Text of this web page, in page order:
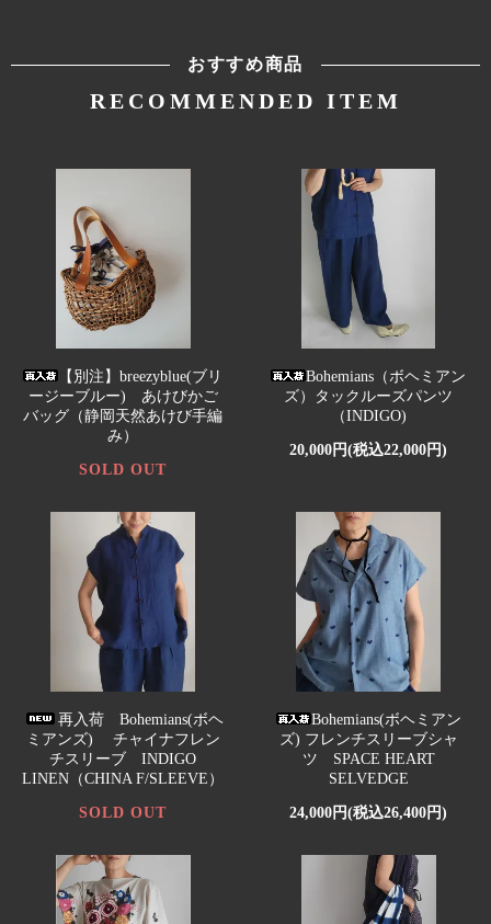
おすすめ商品
RECOMMENDED ITEM
【別注】breezyblue(ブリ
ージーブルー) あけびかご
バッグ（静岡天然あけび手編
み）
SOLD OUT
Bohemians（ボヘミアン
ズ）タックルーズパンツ
（INDIGO)
20,000円(税込22,000円)
再入荷 Bohemians(ボヘ
ミアンズ) チャイナフレン
チスリーブ INDIGO
LINEN（CHINA F/SLEEVE）
SOLD OUT
Bohemians(ボヘミアン
ズ) フレンチスリーブシャ
ツ SPACE HEART
SELVEDGE
24,000円(税込26,400円)